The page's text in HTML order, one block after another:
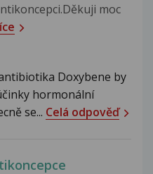
moc
Doxybene by
hormonální
se... Celá odpověď